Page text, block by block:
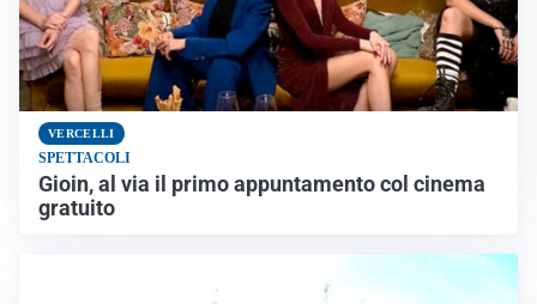
VERCELLI
SPETTACOLI
Gioin, al via il primo appuntamento col cinema
gratuito